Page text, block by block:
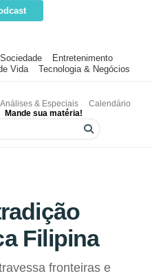
Entretenimento
Vida Tecnologia & Negócios
Análises & Especiais
Calendário
Mande sua matéria!
Filipina
fronteiras e